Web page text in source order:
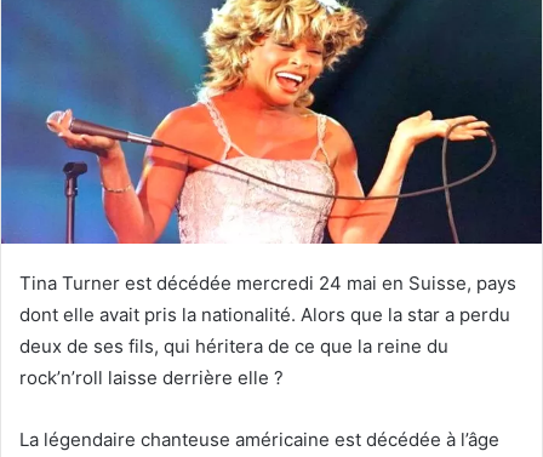
Tina Turner est décédée mercredi 24 mai en Suisse, pays
dont elle avait pris la nationalité. Alors que la star a perdu
deux de ses fils, qui héritera de ce que la reine du
rock’n’roll laisse derrière elle ?
La légendaire chanteuse américaine est décédée à l’âge